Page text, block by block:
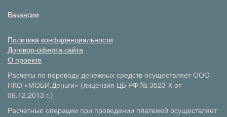
Вакансии
Политика конфиденциальности
Договор-оферта сайта
О проекте
Расчеты по переводу денежных средств осуществляет ООО
НКО «МОБИ.Деньги» (лицензия ЦБ РФ № 3523-К от
06.12.2013 г.)
Расчетные операции при проведении платежей осуществляет